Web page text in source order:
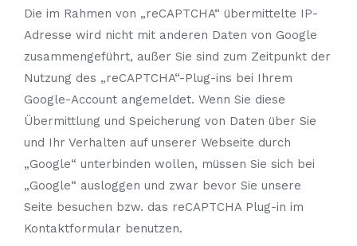
Die im Rahmen von „reCAPTCHA“ übermittelte IP-
Adresse wird nicht mit anderen Daten von Google
zusammengeführt, außer Sie sind zum Zeitpunkt der
Nutzung des „reCAPTCHA“-Plug-ins bei Ihrem
Google-Account angemeldet. Wenn Sie diese
Übermittlung und Speicherung von Daten über Sie
und Ihr Verhalten auf unserer Webseite durch
„Google“ unterbinden wollen, müssen Sie sich bei
„Google“ ausloggen und zwar bevor Sie unsere
Seite besuchen bzw. das reCAPTCHA Plug-in im
Kontaktformular benutzen.